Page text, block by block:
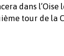
dans l’Oise
tour de la